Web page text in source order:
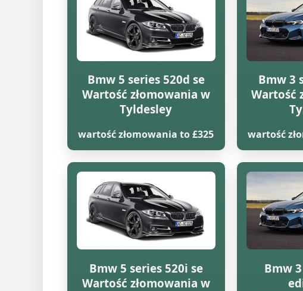
Bmw 5 series 520d se
Wartość złomowania w
Tyldesley
wartość złomowania to £325
Bmw 3
Wartość
wartość
Bmw 5 series 520i se
Wartość złomowania w
Bmw